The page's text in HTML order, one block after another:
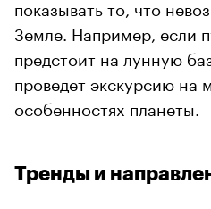
показывать то, что
Земле. Например, если
предстоит на лунную
проведет экскурсию на
особенностях планеты.
Тренды и